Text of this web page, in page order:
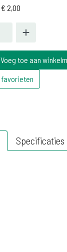
€ 2,00
Voeg toe aan
favorieten
Specificaties